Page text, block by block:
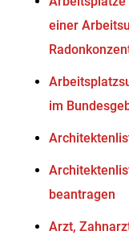
einer
im
beantragen
Arzt,